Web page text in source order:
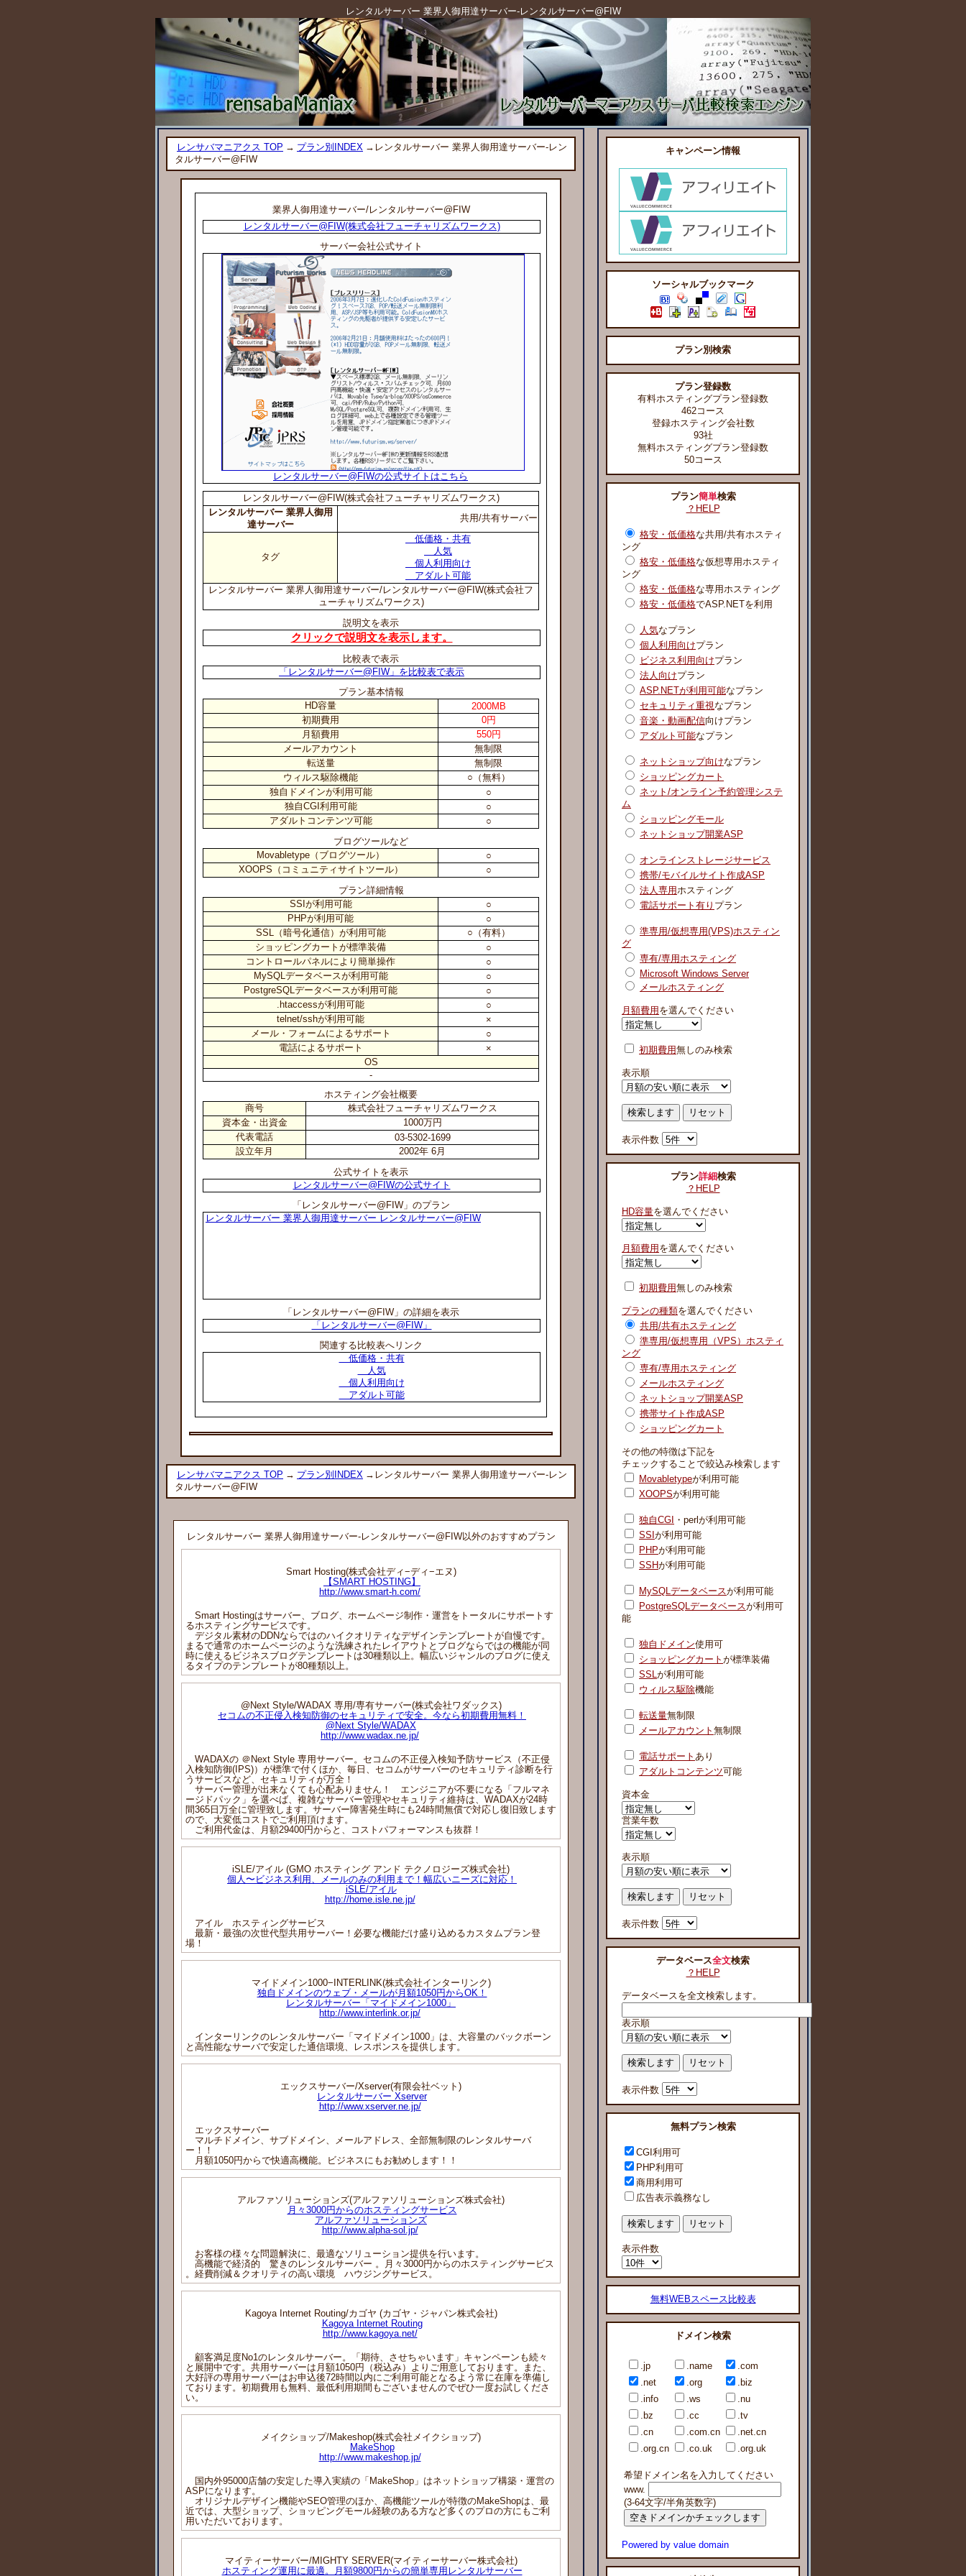
レンタルサーバー 業界人御用達サーバー-レンタルサーバー@FIW
レンサバマニアクス TOP → プラン別INDEX →レンタルサーバー 業界人御用達サーバー-レン
タルサーバー@FIW
業界人御用達サーバー/レンタルサーバー@FIW
レンタルサーバー@FIW(株式会社フューチャリズムワークス)
サーバー会社公式サイト
レンタルサーバー@FIWの公式サイトはこちら
レンタルサーバー@FIW(株式会社フューチャリズムワークス)
レンタルサーバー 業界人御用
達サーバー
共用/共有サーバー
タグ
低価格・共有
人気
個人利用向け
アダルト可能
レンタルサーバー 業界人御用達サーバー/レンタルサーバー@FIW(株式会社フ
ューチャリズムワークス)
説明文を表示
クリックで説明文を表示します。
比較表で表示
「レンタルサーバー@FIW」を比較表で表示
プラン基本情報
HD容量
2000MB
初期費用
0円
月額費用
550円
メールアカウント
無制限
転送量
無制限
ウィルス駆除機能
○（無料）
独自ドメインが利用可能
○
独自CGI利用可能
○
アダルトコンテンツ可能
○
ブログツールなど
Movabletype（ブログツール）
○
XOOPS（コミュニティサイトツール）
○
プラン詳細情報
SSIが利用可能
○
PHPが利用可能
○
SSL（暗号化通信）が利用可能
○（有料）
ショッピングカートが標準装備
○
コントロールパネルにより簡単操作
○
MySQLデータベースが利用可能
○
PostgreSQLデータベースが利用可能
○
.htaccessが利用可能
○
telnet/sshが利用可能
×
メール・フォームによるサポート
○
電話によるサポート
×
OS
-
ホスティング会社概要
商号
株式会社フューチャリズムワークス
資本金・出資金
1000万円
代表電話
03-5302-1699
設立年月
2002年 6月
公式サイトを表示
レンタルサーバー@FIWの公式サイト
「レンタルサーバー@FIW」のプラン
レンタルサーバー 業界人御用達サーバー レンタルサーバー@FIW
「レンタルサーバー@FIW」の詳細を表示
「レンタルサーバー@FIW」
関連する比較表へリンク
低価格・共有
人気
個人利用向け
アダルト可能
レンサバマニアクス TOP → プラン別INDEX →レンタルサーバー 業界人御用達サーバー-レン
タルサーバー@FIW
レンタルサーバー 業界人御用達サーバー-レンタルサーバー@FIW以外のおすすめプラン
Smart Hosting(株式会社ディ−ディ−エヌ)
【SMART HOSTING】
http://www.smart-h.com/
Smart Hostingはサーバー、ブログ、ホームページ制作・運営をトータルにサポートす
るホスティングサービスです。
デジタル素材のDDNならではのハイクオリティなデザインテンプレートが自慢です。
まるで通常のホームページのような洗練されたレイアウトとブログならではの機能が同
時に使えるビジネスブログテンプレートは30種類以上。幅広いジャンルのブログに使え
るタイプのテンプレートが80種類以上。
@Next Style/WADAX 専用/専有サーバー(株式会社ワダックス)
セコムの不正侵入検知防御のセキュリティで安全。今なら初期費用無料！
@Next Style/WADAX
http://www.wadax.ne.jp/
WADAXの ＠Next Style 専用サーバー。セコムの不正侵入検知予防サービス（不正侵
入検知防御(IPS)）が標準で付くほか、毎日、セコムがサーバーのセキュリティ診断を行
うサービスなど、セキュリティが万全！
サーバー管理が出来なくても心配ありません！ エンジニアが不要になる「フルマネ
ージドパック」を選べば、複雑なサーバー管理やセキュリティ維持は、WADAXが24時
間365日万全に管理致します。サーバー障害発生時にも24時間無償で対応し復旧致します
ので、大変低コストでご利用頂けます。
ご利用代金は、月額29400円からと、コストパフォーマンスも抜群！
iSLE/アイル (GMO ホスティング アンド テクノロジーズ株式会社)
個人〜ビジネス利用、メールのみの利用まで！幅広いニーズに対応！
iSLE/アイル
http://home.isle.ne.jp/
アイル ホスティングサービス
最新・最強の次世代型共用サーバー！必要な機能だけ盛り込めるカスタムプラン登
場！
マイドメイン1000−INTERLINK(株式会社インターリンク)
独自ドメインのウェブ・メールが月額1050円からOK！
レンタルサーバー「マイドメイン1000」
http://www.interlink.or.jp/
インターリンクのレンタルサーバー「マイドメイン1000」は、大容量のバックボーン
と高性能なサーバで安定した通信環境、レスポンスを提供します。
エックスサーバー/Xserver(有限会社ベット)
レンタルサーバー Xserver
http://www.xserver.ne.jp/
エックスサーバー
マルチドメイン、サブドメイン、メールアドレス、全部無制限のレンタルサーバ
ー！！
月額1050円からで快適高機能。ビジネスにもお勧めします！！
アルファソリューションズ(アルファソリューションズ株式会社)
月々3000円からのホスティングサービス
アルファソリューションズ
http://www.alpha-sol.jp/
お客様の様々な問題解決に、最適なソリューション提供を行います。
高機能で経済的 驚きのレンタルサーバー 。月々3000円からのホスティングサービス
。経費削減＆クオリティの高い環境 ハウジングサービス。
Kagoya Internet Routing/カゴヤ (カゴヤ・ジャパン株式会社)
Kagoya Internet Routing
http://www.kagoya.net/
顧客満足度No1のレンタルサーバー。「期待、させちゃいます」キャンペーンも続々
と展開中です。共用サーバーは月額1050円（税込み）よりご用意しております。また、
大好評の専用サーバーはお申込後72時間以内にご利用可能となるよう常に在庫を準備し
ております。初期費用も無料、最低利用期間もございませんのでぜひ一度お試しくださ
い。
メイクショップ/Makeshop(株式会社メイクショップ)
MakeShop
http://www.makeshop.jp/
国内外95000店舗の安定した導入実績の「MakeShop」はネットショップ構築・運営の
ASPになります。
オリジナルデザイン機能やSEO管理のほか、高機能ツールが特徴のMakeShopは、最
近では、大型ショップ、ショッピングモール経験のある方など多くのプロの方にもご利
用いただいております。
マイティーサーバー/MIGHTY SERVER(マイティーサーバー株式会社)
ホスティング運用に最適。月額9800円からの簡単専用レンタルサーバー
キャンペーン情報
ソーシャルブックマーク
プラン別検索
プラン登録数
有料ホスティングプラン登録数
462コース
登録ホスティング会社数
93社
無料ホスティングプラン登録数
50コース
プラン簡単検索
？HELP
格安・低価格な共用/共有ホスティ
ング
格安・低価格な仮想専用ホスティ
ング
格安・低価格な専用ホスティング
格安・低価格でASP.NETを利用
人気なプラン
個人利用向けプラン
ビジネス利用向けプラン
法人向けプラン
ASP.NETが利用可能なプラン
セキュリティ重視なプラン
音楽・動画配信向けプラン
アダルト可能なプラン
ネットショップ向けなプラン
ショッピングカート
ネット/オンライン予約管理システ
ム
ショッピングモール
ネットショップ開業ASP
オンラインストレージサービス
携帯/モバイルサイト作成ASP
法人専用ホスティング
電話サポート有り プラン
準専用/仮想専用(VPS)ホスティン
グ
専有/専用ホスティング
Microsoft Windows Server
メールホスティング
月額費用 を選んでください
初期費用無しのみ検索
表示順
表示件数
プラン詳細検索
？HELP
HD容量を選んでください
月額費用 を選んでください
初期費用無しのみ検索
プランの種類を選んでください
共用/共有ホスティング
準専用/仮想専用（VPS）ホスティ
ング
専有/専用ホスティング
メールホスティング
ネットショップ開業ASP
携帯サイト作成ASP
ショッピングカート
その他の特徴は下記を
チェックすることで絞込み検索します
Movabletypeが利用可能
XOOPSが利用可能
独自CGI ・perlが利用可能
SSI が利用可能
PHPが利用可能
SSHが利用可能
MySQLデータベースが利用可能
PostgreSQLデータベースが利用可
能
独自ドメイン使用可
ショッピングカート が標準装備
SSLが利用可能
ウィルス駆除機能
転送量無制限
メールアカウント 無制限
電話サポート あり
アダルトコンテンツ可能
資本金
営業年数
表示順
表示件数
データベース全文検索
？HELP
データベースを全文検索します。
表示順
表示件数
無料プラン検索
CGI利用可
PHP利用可
商用利用可
広告表示義務なし
表示件数
無料WEBスペース比較表
ドメイン検索
.jp .name
.com
.net
.org
.biz
.info
.ws
.nu
.bz
.cc
.tv
.cn
.com.cn
.net.cn
.org.cn
.co.uk .org.uk
希望ドメイン名を入力してください
www.
(3-64文字/半角英数字)
Powered by value domain